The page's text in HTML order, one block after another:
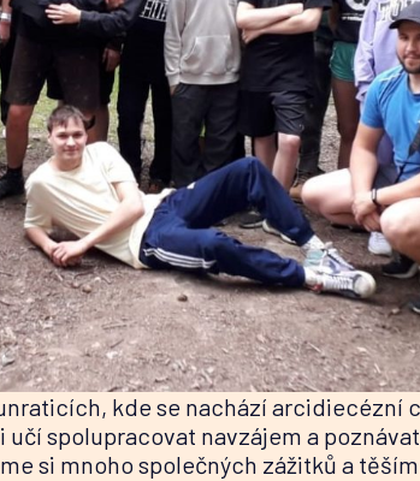
kde se nachází arcidiecézní
spolupracovat navzájem a
si mnoho společných zážitků a